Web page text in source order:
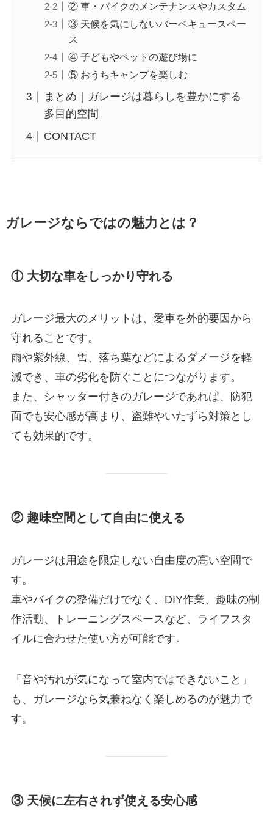
② 車・バイクのメンテナンスやカスタム
③ 天候を気にしないバーベキュースペー
ス
④ 子どもやペットの遊び場に
⑤ おうちキャンプを楽しむ
まとめ｜ガレージは暮らしを豊かにする
多目的空間
CONTACT
ガレージならではの魅力とは？
① 大切な車をしっかり守れる
ガレージ最大のメリットは、愛車を外的要因から
守れることです。
雨や紫外線、雪、落ち葉などによるダメージを軽
減でき、車の劣化を防ぐことにつながります。
また、シャッター付きのガレージであれば、防犯
面でも安心感が高まり、盗難やいたずら対策とし
ても効果的です。
② 趣味空間として自由に使える
ガレージは用途を限定しない自由度の高い空間で
す。
車やバイクの整備だけでなく、DIY作業、趣味の制
作活動、トレーニングスペースなど、ライフスタ
イルに合わせた使い方が可能です。
「音や汚れが気になって室内ではできないこと」
も、ガレージなら気兼ねなく楽しめるのが魅力で
す。
③ 天候に左右されず使える安心感